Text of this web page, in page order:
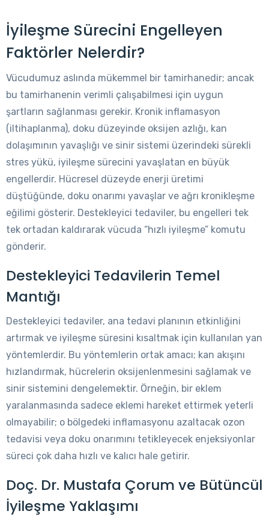
İyileşme Sürecini Engelleyen
Faktörler Nelerdir?
Vücudumuz aslında mükemmel bir tamirhanedir; ancak
bu tamirhanenin verimli çalışabilmesi için uygun
şartların sağlanması gerekir. Kronik inflamasyon
(iltihaplanma), doku düzeyinde oksijen azlığı, kan
dolaşımının yavaşlığı ve sinir sistemi üzerindeki sürekli
stres yükü, iyileşme sürecini yavaşlatan en büyük
engellerdir. Hücresel düzeyde enerji üretimi
düştüğünde, doku onarımı yavaşlar ve ağrı kronikleşme
eğilimi gösterir. Destekleyici tedaviler, bu engelleri tek
tek ortadan kaldırarak vücuda “hızlı iyileşme” komutu
gönderir.
Destekleyici Tedavilerin Temel
Mantığı
Destekleyici tedaviler, ana tedavi planının etkinliğini
artırmak ve iyileşme süresini kısaltmak için kullanılan yan
yöntemlerdir. Bu yöntemlerin ortak amacı; kan akışını
hızlandırmak, hücrelerin oksijenlenmesini sağlamak ve
sinir sistemini dengelemektir. Örneğin, bir eklem
yaralanmasında sadece eklemi hareket ettirmek yeterli
olmayabilir; o bölgedeki inflamasyonu azaltacak ozon
tedavisi veya doku onarımını tetikleyecek enjeksiyonlar
süreci çok daha hızlı ve kalıcı hale getirir.
Doç. Dr. Mustafa Çorum ve Bütüncül
İyileşme Yaklaşımı